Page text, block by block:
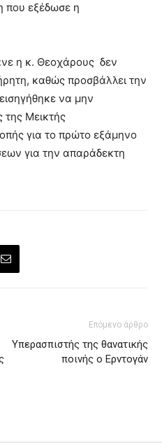
που εξέδωσε η
η κ. Θεοχάρους δεν
καθώς προσβάλλει την
να μην
της Μεικτής
για το πρώτο εξάμηνο
για την απαράδεκτη
Επόμενο άρθρο
Υπερασπιστής της θανατικής
ποινής ο Ερντογάν